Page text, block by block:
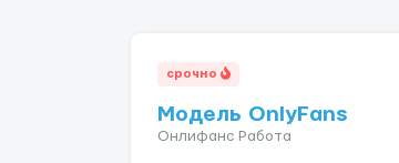
срочно
Модель OnlyFans
Онлифанс Работа